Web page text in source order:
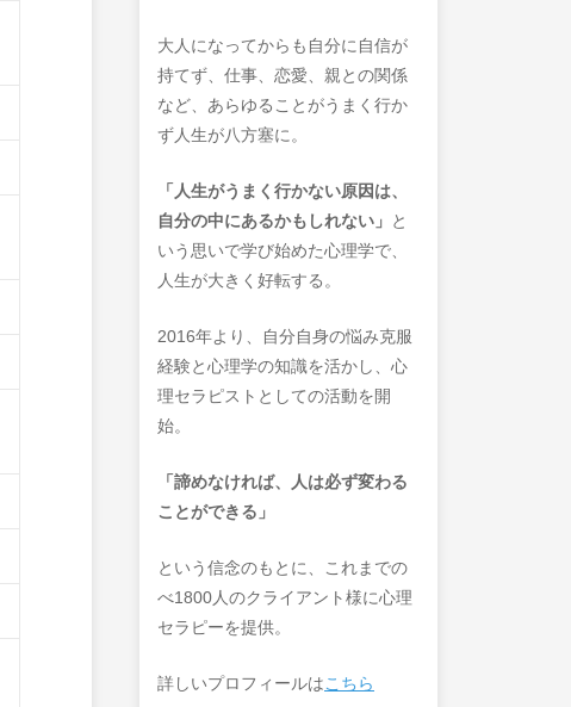
大人になってからも自分に自信が
持てず、仕事、恋愛、親との関係
など、あらゆることがうまく行か
ず人生が八方塞に。
「人生がうまく行かない原因は、
自分の中にあるかもしれない」 と
いう思いで学び始めた心理学で、
人生が大きく好転する。
2016年より、自分自身の悩み克服
経験と心理学の知識を活かし、心
理セラピストとしての活動を開
始。
「諦めなければ、人は必ず変わる
ことができる」
という信念のもとに、これまでの
べ1800人のクライアント様に心理
セラピーを提供。
詳しいプロフィールはこちら